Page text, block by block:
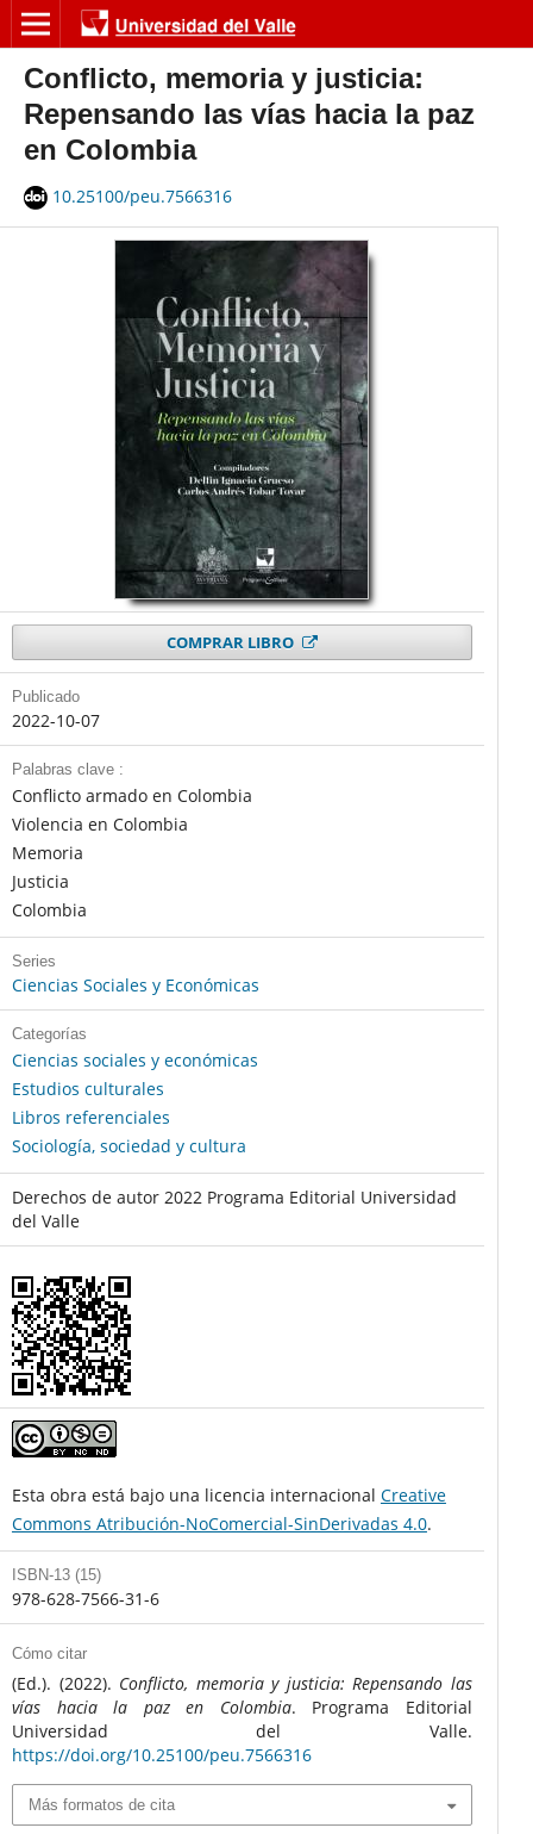
Conflicto, memoria y justicia:
Repensando las vías hacia la paz
en Colombia
10.25100/peu.7566316
COMPRAR LIBRO
Publicado
2022-10-07
Palabras clave :
Conflicto armado en Colombia
Violencia en Colombia
Memoria
Justicia
Colombia
Series
Ciencias Sociales y Económicas
Categorías
Ciencias sociales y económicas
Estudios culturales
Libros referenciales
Sociología, sociedad y cultura
Derechos de autor 2022 Programa Editorial Universidad
del Valle
Esta obra está bajo una licencia internacional Creative
Commons Atribución-NoComercial-SinDerivadas 4.0.
ISBN-13 (15)
978-628-7566-31-6
Cómo citar
(Ed.). (2022). Conflicto, memoria y justicia: Repensando las
vías hacia la paz en Colombia. Programa Editorial
Universidad del Valle.
https://doi.org/10.25100/peu.7566316
Más formatos de cita